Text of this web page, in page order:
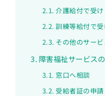
介護給付で受
訓練等給付で
その他のサービ
障害福祉サービス
窓口へ相談
受給者証の申請